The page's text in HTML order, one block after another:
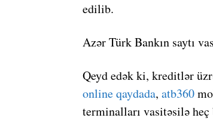
edilib.
Azər Türk Bankın saytı
Qeyd edək ki, kreditlər
online qaydada, atb360
terminalları vasitəsilə